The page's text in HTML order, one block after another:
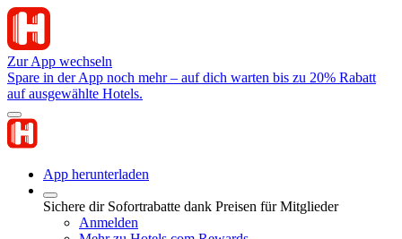
Zur App wechseln
Spare in der App noch mehr – auf dich warten bis zu 20% Rabatt
auf ausgewählte Hotels.
App herunterladen
Sichere dir Sofortrabatte dank Preisen für Mitglieder
Anmelden